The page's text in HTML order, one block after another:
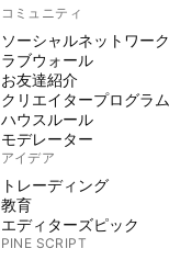
コミュニティ
ソーシャルネットワーク
ラブウォール
お友達紹介
クリエイタープログラム
ハウスルール
モデレーター
アイデア
トレーディング
教育
エディターズピック
PINE SCRIPT